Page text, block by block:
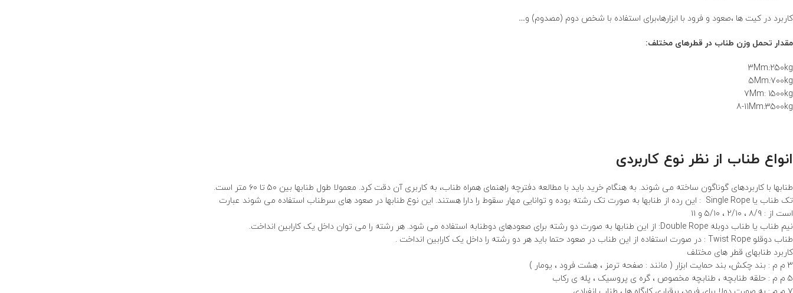
کاربرد در کیت ها ،صعود و فرود با ابزارها،برای استفاده با شخص دوم (مصدوم) و…
مقدار تحمل وزن طناب در قطرهای مختلف:
3Mm:250kg
5Mm:700kg
7Mm: 1500kg
8-11Mm:3500kg
انواع طناب از نظر نوع کاربردی
طنابها با کاربردهای گوناگون ساخته می شوند. به هنگام خرید باید با مطالعه دفترچه راهنمای همراه طناب، به کاربری آن دقت کرد. معمولا طول طنابها بین ۵۰ تا ۶۰ متر است.
تک طناب یا Single Rope : این رده از طنابها به صورت تک رشته بوده و توانایی مهار سقوط را دارا هستند. این نوع طنابها در صعود های سرطناب استفاده می شوند عبارت
است از : ۸/۹ ، ۲/۱۰ ، ۵/۱۰ و ۱۱
نیم طناب یا طناب دوبله Double Rope: از این طنابها به صورت دو رشته برای صعودهای دوطنابه استفاده می شود. هر رشته را می توان داخل یک کارابین انداخت.
طناب دوقلو Twist Rope : در صورت استفاده از این طناب در صعود حتما باید هر دو رشته را داخل یک کارابین انداخت .
کاربرد طنابهای قطر های مختلف
۳ م م : بند چکش، بند حمایت ابزار ( مانند : صفحه ترمز ، هشت فرود ، یومار )
۵ م م : حلقه طنابچه ، طنابچه مخصوص ، گره ی پروسیک ، پله ی رکاب